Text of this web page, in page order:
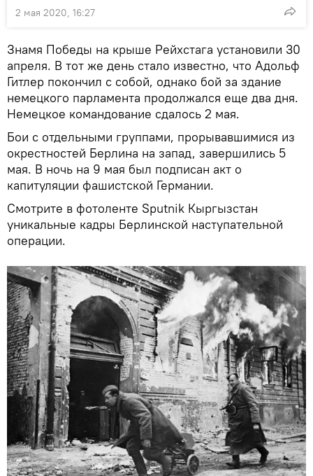
2 мая 2020, 16:27
Знамя Победы на крыше Рейхстага установили 30
апреля. В тот же день стало известно, что Адольф
Гитлер покончил с собой, однако бой за здание
немецкого парламента продолжался еще два дня.
Немецкое командование сдалось 2 мая.
Бои с отдельными группами, прорывавшимися из
окрестностей Берлина на запад, завершились 5
мая. В ночь на 9 мая был подписан акт о
капитуляции фашистской Германии.
Смотрите в фотоленте Sputnik Кыргызстан
уникальные кадры Берлинской наступательной
операции.